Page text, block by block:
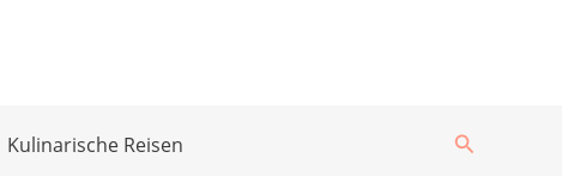
Kulinarische Reisen Suchen